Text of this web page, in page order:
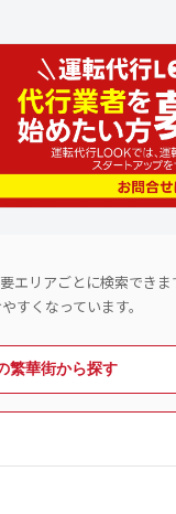
エリアごとに検索できま
すくなっています。
繁華街から探す